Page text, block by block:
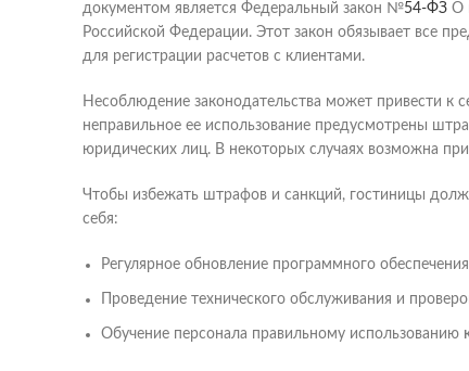
документом является Федеральный закон №54-ФЗ О
Российской Федерации. Этот закон обязывает все
для регистрации расчетов с клиентами.
Несоблюдение законодательства может привести к
неправильное ее использование предусмотрены
юридических лиц. В некоторых случаях возможна
Чтобы избежать штрафов и санкций, гостиницы
себя:
Регулярное обновление программного обеспечения
Проведение технического обслуживания и
Обучение персонала правильному использованию